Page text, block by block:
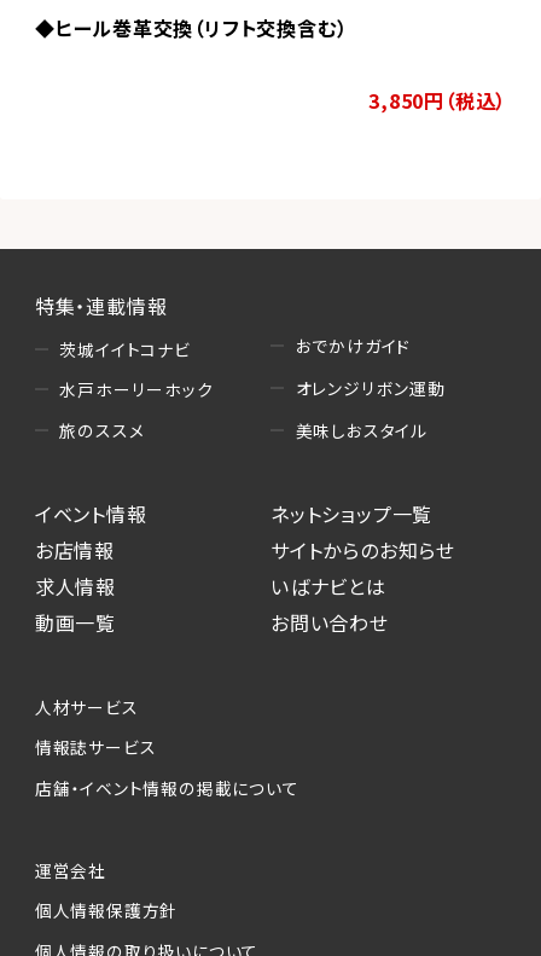
◆ヒール巻革交換（リフト交換含む）
3,850円（税込）
特集・連載情報
茨城イイトコナビ
水戸ホーリーホック
旅のススメ
おでかけガイド
オレンジリボン運動
美味しおスタイル
イベント情報
お店情報
求人情報
動画一覧
ネットショップ一覧
サイトからのお知らせ
いばナビとは
お問い合わせ
人材サービス
情報誌サービス
店舗・イベント情報の掲載について
運営会社
個人情報保護方針
個人情報の取り扱いについて